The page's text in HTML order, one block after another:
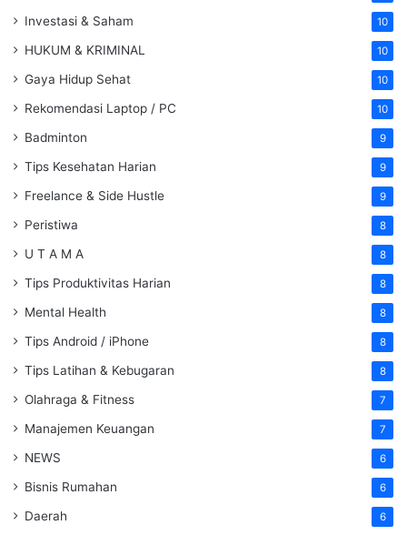
Investasi & Saham 10
HUKUM & KRIMINAL 10
Gaya Hidup Sehat 10
Rekomendasi Laptop / PC 10
Badminton 9
Tips Kesehatan Harian 9
Freelance & Side Hustle 9
Peristiwa 8
U T A M A 8
Tips Produktivitas Harian 8
Mental Health 8
Tips Android / iPhone 8
Tips Latihan & Kebugaran 8
Olahraga & Fitness 7
Manajemen Keuangan 7
NEWS 6
Bisnis Rumahan 6
Daerah 6